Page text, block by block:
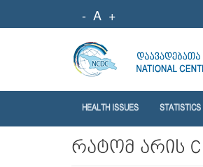
- A +
HEALTH ISSUES STATISTICS
რატომ არის